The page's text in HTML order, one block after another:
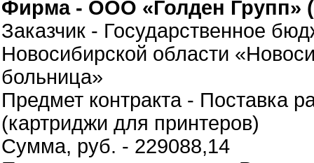
Фирма - ООО «Голден Групп»
Заказчик - Государственное
Новосибирской области
больница»
Предмет контракта - Поставка
(картриджи для принтеров)
Сумма, руб. - 229088,14